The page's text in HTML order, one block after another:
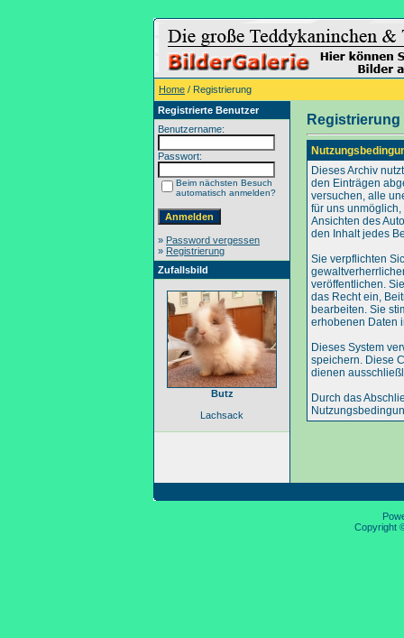
Home / Registrierung
Registrierte Benutzer
Benutzername:
Passwort:
Beim nächsten Besuch
automatisch anmelden?
» Password vergessen
» Registrierung
Zufallsbild
Butz
Lachsack
Registrierung
Dieses Archiv
den Einträgen
versuchen, alle
für uns
Ansichten des
den Inhalt jedes
Sie verpflichten
veröffentlichen.
das Recht ein,
bearbeiten. Sie
erhobenen Daten
Dieses System
speichern. Diese
dienen
Durch das
Copyright